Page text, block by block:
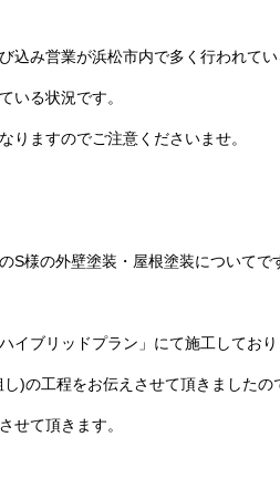
み営業が浜松市内で多く行われてい
いる状況です。
ますのでご注意くださいませ。
S様の外壁塗装・屋根塗装についてで
イブリッドプラン」にて施工しており
し)の工程をお伝えさせて頂きましたの
せて頂きます。